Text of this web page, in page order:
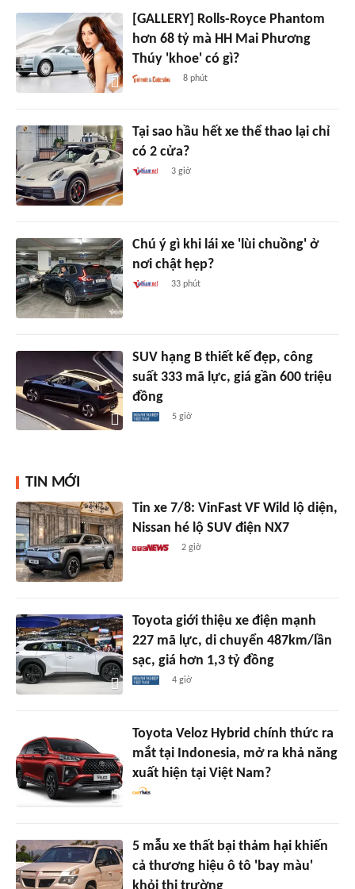
[GALLERY] Rolls-Royce Phantom
hơn 68 tỷ mà HH Mai Phương
Thúy 'khoe' có gì?
8 phút
Tại sao hầu hết xe thể thao lại chỉ
có 2 cửa?
3 giờ
Chú ý gì khi lái xe 'lùi chuồng' ở
nơi chật hẹp?
33 phút
SUV hạng B thiết kế đẹp, công
suất 333 mã lực, giá gần 600 triệu
đồng
5 giờ
TIN MỚI
Tin xe 7/8: VinFast VF Wild lộ diện,
Nissan hé lộ SUV điện NX7
2 giờ
Toyota giới thiệu xe điện mạnh
227 mã lực, di chuyển 487km/lần
sạc, giá hơn 1,3 tỷ đồng
4 giờ
Toyota Veloz Hybrid chính thức ra
mắt tại Indonesia, mở ra khả năng
xuất hiện tại Việt Nam?
5 mẫu xe thất bại thảm hại khiến
cả thương hiệu ô tô 'bay màu'